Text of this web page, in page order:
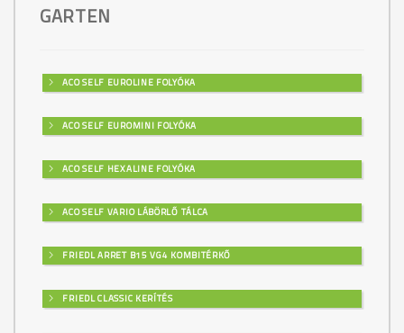
GARTEN
ACO SELF EUROLINE FOLYÓKA
ACO SELF EUROMINI FOLYÓKA
ACO SELF HEXALINE FOLYÓKA
ACO SELF VARIO LÁBÖRLŐ TÁLCA
FRIEDL ARRET B15 VG4 KOMBITÉRKŐ
FRIEDL CLASSIC KERÍTÉS